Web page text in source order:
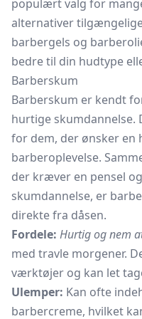
populært valg for
alternativer
barbergels og
bedre til din hudtype
Barberskum
Barberskum er kendt
hurtige skumdannelse.
for dem, der ønsker en
barberoplevelse.
der kræver en pensel
skumdannelse, er
direkte fra dåsen.
Fordele: Hurtig og nem
med travle morgener.
værktøjer og kan let
Ulemper: Kan ofte
barbercreme, hvilket